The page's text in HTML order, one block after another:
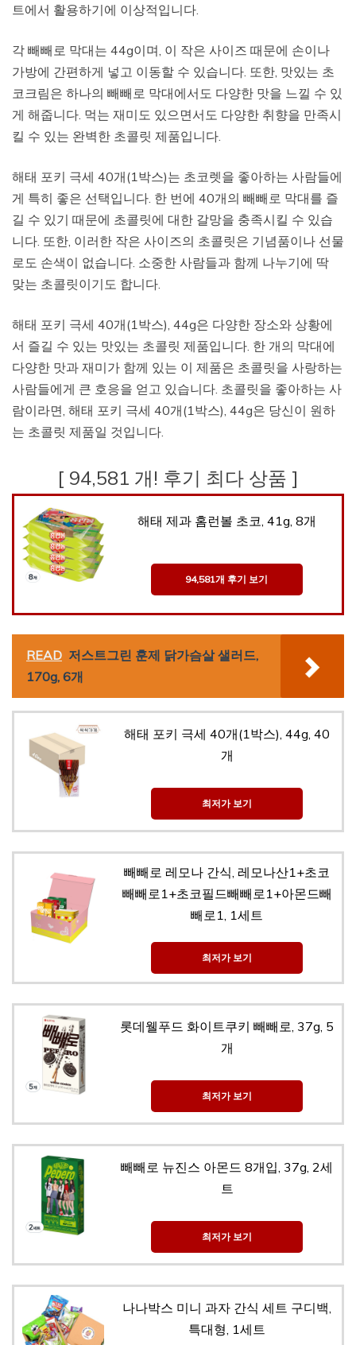
트에서 활용하기에 이상적입니다.
각 빼빼로 막대는 44g이며, 이 작은 사이즈 때문에 손이나
가방에 간편하게 넣고 이동할 수 있습니다. 또한, 맛있는 초
코크림은 하나의 빼빼로 막대에서도 다양한 맛을 느낄 수 있
게 해줍니다. 먹는 재미도 있으면서도 다양한 취향을 만족시
킬 수 있는 완벽한 초콜릿 제품입니다.
해태 포키 극세 40개(1박스)는 초코렛을 좋아하는 사람들에
게 특히 좋은 선택입니다. 한 번에 40개의 빼빼로 막대를 즐
길 수 있기 때문에 초콜릿에 대한 갈망을 충족시킬 수 있습
니다. 또한, 이러한 작은 사이즈의 초콜릿은 기념품이나 선물
로도 손색이 없습니다. 소중한 사람들과 함께 나누기에 딱
맞는 초콜릿이기도 합니다.
해태 포키 극세 40개(1박스), 44g은 다양한 장소와 상황에
서 즐길 수 있는 맛있는 초콜릿 제품입니다. 한 개의 막대에
다양한 맛과 재미가 함께 있는 이 제품은 초콜릿을 사랑하는
사람들에게 큰 호응을 얻고 있습니다. 초콜릿을 좋아하는 사
람이라면, 해태 포키 극세 40개(1박스), 44g은 당신이 원하
는 초콜릿 제품일 것입니다.
[ 94,581 개! 후기 최다 상품 ]
해태 제과 홈런볼 초코, 41g, 8개
94,581개 후기 보기
READ 저스트그린 훈제 닭가슴살 샐러드,
170g, 6개
해태 포키 극세 40개(1박스), 44g, 40
개
최저가 보기
빼빼로 레모나 간식, 레모나산1+초코
빼빼로1+초코필드빼빼로1+아몬드빼
빼로1, 1세트
최저가 보기
롯데웰푸드 화이트쿠키 빼빼로, 37g, 5
개
최저가 보기
빼빼로 뉴진스 아몬드 8개입, 37g, 2세
트
최저가 보기
나나박스 미니 과자 간식 세트 구디백,
특대형, 1세트